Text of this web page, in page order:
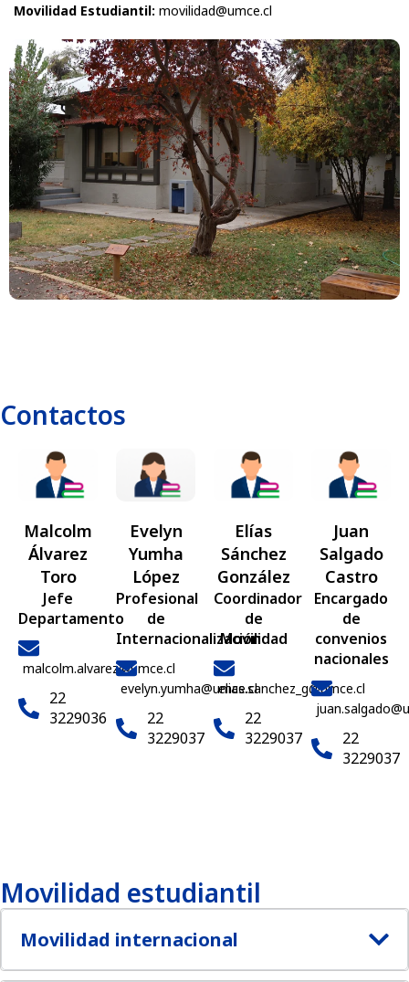
Movilidad Estudiantil: movilidad@umce.cl
Contactos
Malcolm
Álvarez
Toro
Jefe
Departamento
malcolm.alvarez@umce.cl
22
3229036
Evelyn
Yumha
López
Profesional
de
Internacionalización
evelyn.yumha@umce.cl
22
3229037
Elías
Sánchez
González
Coordinador
de
Movilidad
elias.sanchez_g@umce.cl
22
3229037
Juan
Salgado
Castro
Encargado
de
convenios
nacionales
22
3229037
Movilidad estudiantil
Movilidad internacional